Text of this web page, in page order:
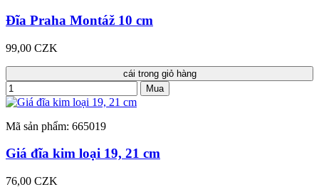
Đĩa Praha Montáž 10 cm
99,00 CZK
cái trong giỏ hàng
Mua
Mã sản phẩm: 665019
Giá đĩa kim loại 19, 21 cm
76,00 CZK